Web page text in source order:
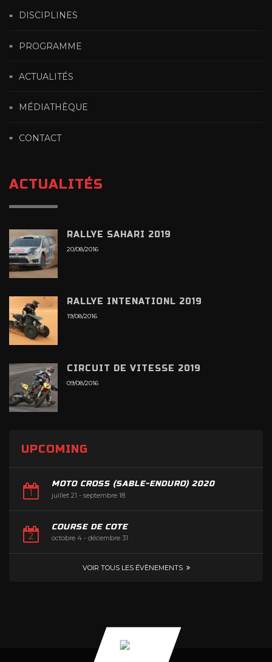
DISCIPLINES
PROGRAMME
ACTUALITÉS
MÉDIATHÈQUE
CONTACT
ACTUALITÉS
RALLYE SAHARI 2019
20/08/2016
RALLYE INTENATIONL 2019
19/08/2016
CIRCUIT DE VITESSE 2019
09/08/2016
UPCOMING
MOTO CROSS (SABLE-ENDURO) 2020
juillet 21 - septembre 18
COURSE DE COTE
octobre 4 - décembre 31
VOIR TOUS LES ÉVÈNEMENTS